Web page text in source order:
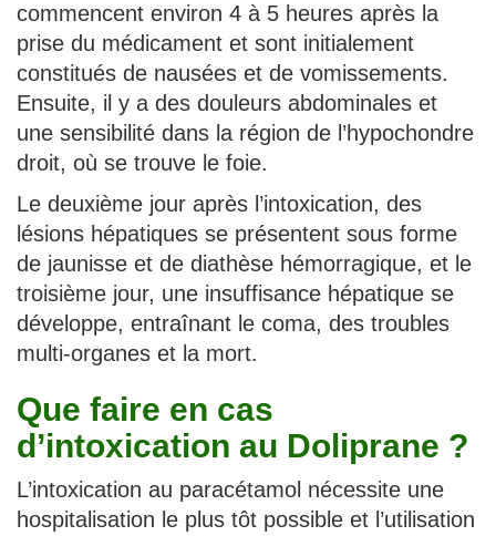
commencent environ 4 à 5 heures après la
prise du médicament et sont initialement
constitués de nausées et de vomissements.
Ensuite, il y a des douleurs abdominales et
une sensibilité dans la région de l’hypochondre
droit, où se trouve le foie.
Le deuxième jour après l’intoxication, des
lésions hépatiques se présentent sous forme
de jaunisse et de diathèse hémorragique, et le
troisième jour, une insuffisance hépatique se
développe, entraînant le coma, des troubles
multi-organes et la mort.
Que faire en cas
d’intoxication au Doliprane ?
L’intoxication au paracétamol nécessite une
hospitalisation le plus tôt possible et l’utilisation